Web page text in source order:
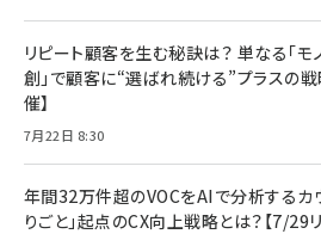
リピート顧客を生む秘訣は？ 単なる「モ
創」で顧客に“選ばれ続ける”プラスの
催】
7月22日 8:30
年間32万件超のVOCをAIで分析するカウ
りごと」起点のCX向上戦略とは？【7/29